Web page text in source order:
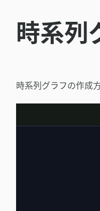
時系列
時系列グラフの作成